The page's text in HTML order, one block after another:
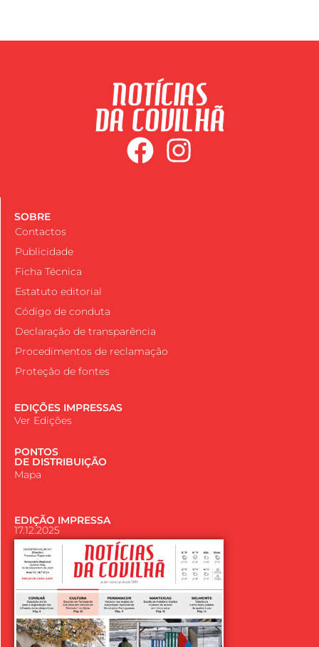
SOBRE
Contactos
Publicidade
Ficha Técnica
Estatuto editorial
Código de conduta
Declaração de transparência
Procedimentos de reclamação
Proteção de fontes
EDIÇÕES IMPRESSAS
Ver Edições
PONTOS
DE DISTRIBUIÇÃO
Mapa
EDIÇÃO IMPRESSA
17.12.2025